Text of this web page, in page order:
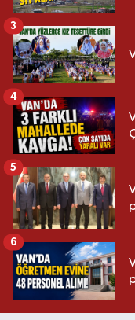
3
4
5
6